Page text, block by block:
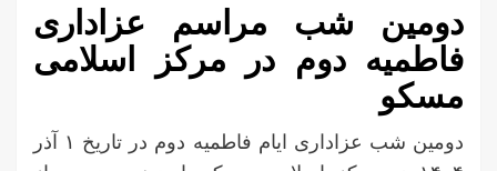
دومین شب مراسم عزاداری
فاطمیه دوم در مرکز اسلامی
مسکو
دومین شب عزاداری ایام فاطمیه دوم در تاریخ ۱ آذر